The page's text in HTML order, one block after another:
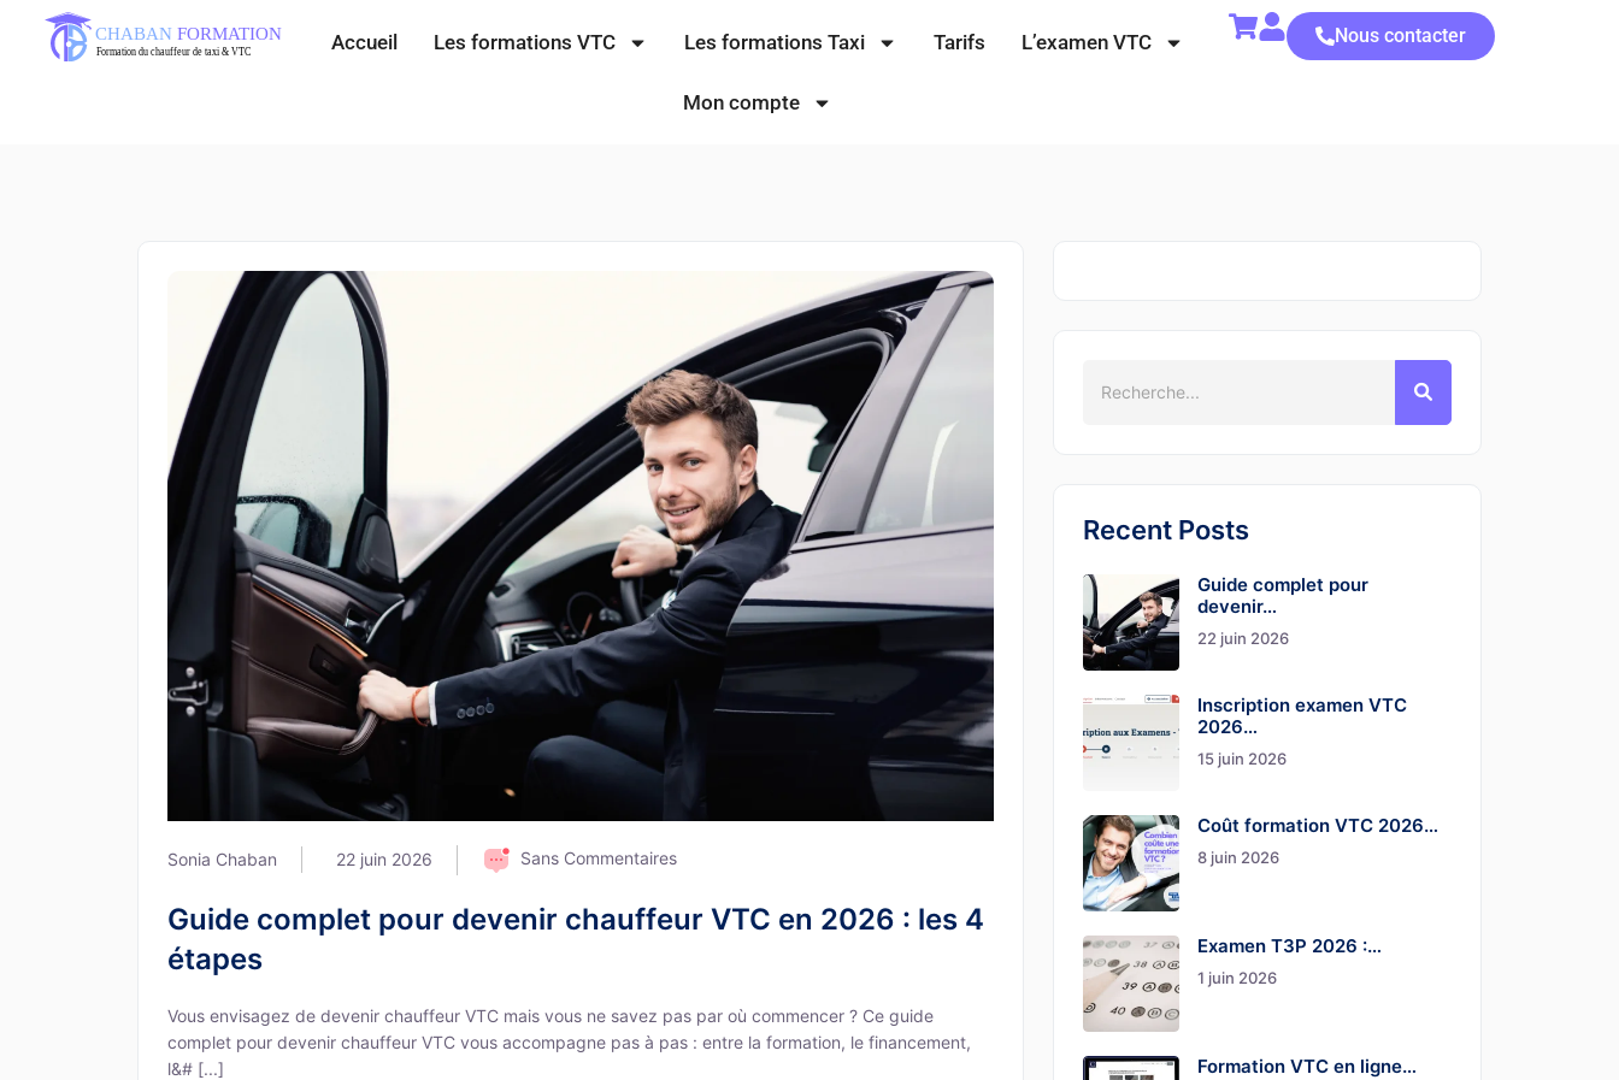
Accueil Les formations VTC Les formations Taxi Tarifs L’examen VTC
Mon compte
Nous contacter
Sonia Chaban 22 juin 2026 Sans Commentaires
Guide complet pour devenir chauffeur VTC en 2026 : les 4
étapes
Vous envisagez de devenir chauffeur VTC mais vous ne savez pas par où commencer ? Ce guide
complet pour devenir chauffeur VTC vous accompagne pas à pas : entre la formation, le financement,
l&# [...]
Recent Posts
Guide complet pour
devenir…
22 juin 2026
Inscription examen VTC
2026…
15 juin 2026
Coût formation VTC 2026…
8 juin 2026
Examen T3P 2026 :…
1 juin 2026
Formation VTC en ligne…